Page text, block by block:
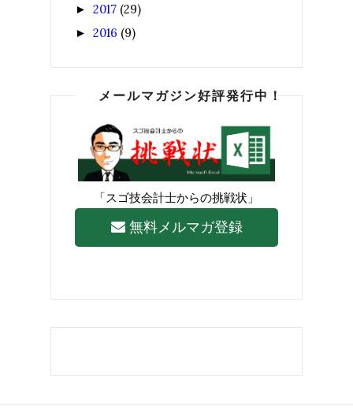
► 2017 (29)
► 2016 (9)
メールマガジン好評発行中！
「スゴ技会計士からの挑戦状」
無料メルマガ登録